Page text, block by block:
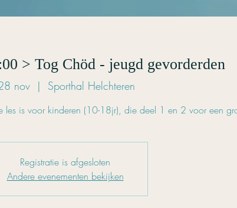
> Tog Chöd - jeugd gevorderden
nov
  |
Sporthal Helchteren
les is voor kinderen (10-18jr), die deel 1 en 2 voor een
Registratie is afgesloten
Andere evenementen bekijken